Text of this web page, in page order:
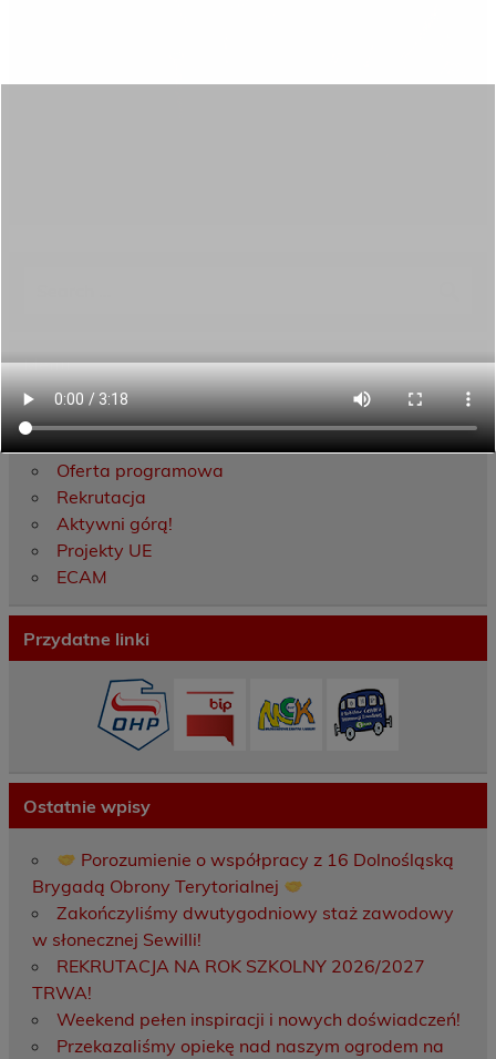
Menu
Dane kontaktowe
Zamówienia publiczne
Oferta programowa
Rekrutacja
Aktywni górą!
Projekty UE
ECAM
Przydatne linki
Ostatnie wpisy
Porozumienie o współpracy z 16 Dolnośląską
Brygadą Obrony Terytorialnej
Zakończyliśmy dwutygodniowy staż zawodowy
w słonecznej Sewilli!
REKRUTACJA NA ROK SZKOLNY 2026/2027
TRWA!
Weekend pełen inspiracji i nowych doświadczeń!
Przekazaliśmy opiekę nad naszym ogrodem na